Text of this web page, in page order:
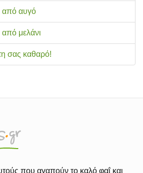
από αυγό
από μελάνι
σας καθαρό!
που αγαπούν το καλό φαΐ και